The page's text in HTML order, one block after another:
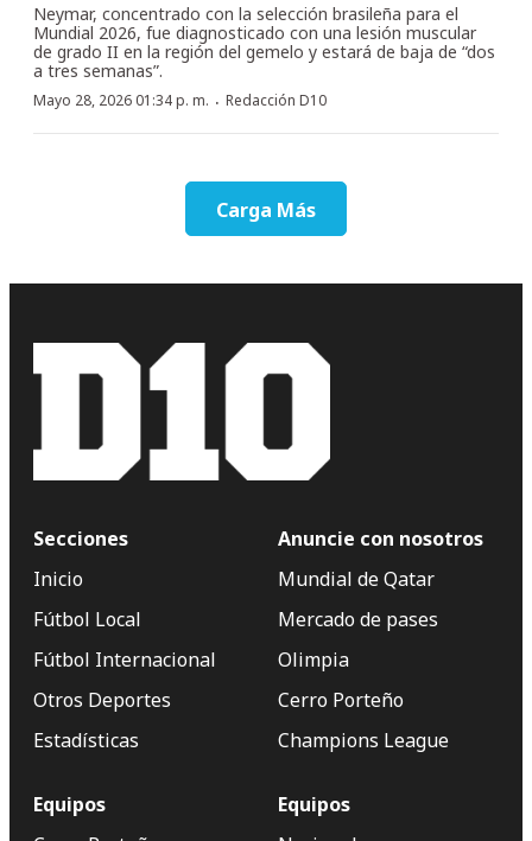
Neymar, concentrado con la selección brasileña para el
Mundial 2026, fue diagnosticado con una lesión muscular
de grado II en la región del gemelo y estará de baja de “dos
a tres semanas”.
Mayo 28, 2026 01:34 p. m. · Redacción D10
Carga Más
Secciones
Inicio
Fútbol Local
Fútbol Internacional
Otros Deportes
Estadísticas
Anuncie con nosotros
Mundial de Qatar
Mercado de pases
Olimpia
Cerro Porteño
Champions League
Equipos
Equipos